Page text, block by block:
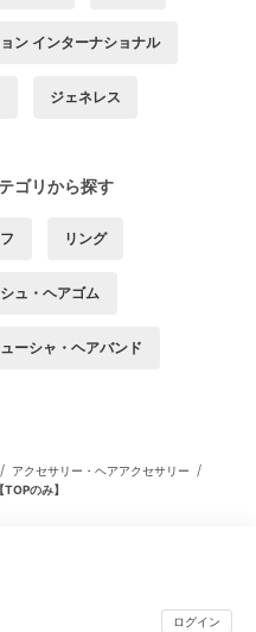
ン インターナショナル
ジェネレス
ゴリから探す
リング
ュ・ヘアゴム
ーシャ・ヘアバンド
/ アクセサリー・ヘアアクセサリー /
のみ】
ログイン